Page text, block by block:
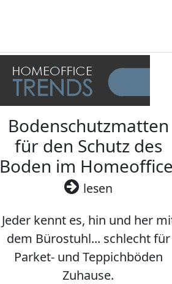
Bodenschutzmatten
für den Schutz des
Boden im Homeoffice
lesen
Jeder kennt es, hin und her
dem Bürostuhl... schlecht für
Parket- und Teppichböden
Zuhause.